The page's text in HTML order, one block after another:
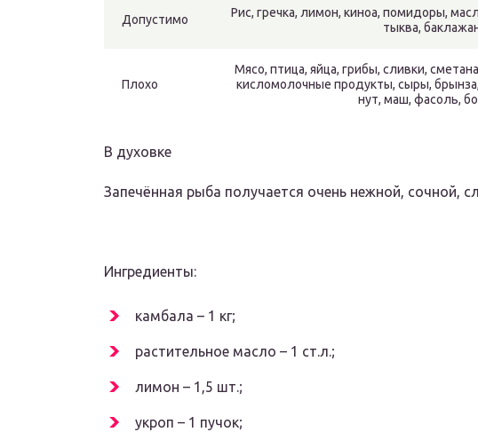
Допустимо
Рис, гречка, лимон, киноа, помидоры,
тыква,
Плохо
Мясо, птица, яйца, грибы, сливки,
кисломолочные продукты, сыры,
нут, маш, фасоль,
В духовке
Запечённая рыба получается очень нежной, сочной,
Ингредиенты:
камбала – 1 кг;
растительное масло – 1 ст.л.;
лимон – 1,5 шт.;
укроп – 1 пучок;